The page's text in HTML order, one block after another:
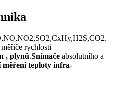
rychlosti
, plynů.Snímače absolutního a
měření teploty infra-